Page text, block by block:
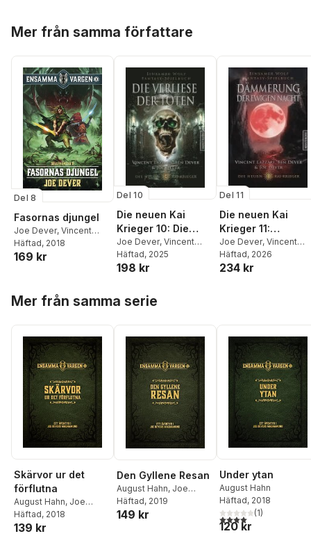
Mer från samma författare
Del 8
Fasornas djungel
Joe Dever, Vincent
Lazzari
Häftad, 2018
169 kr
Del 10
Die neuen Kai
Krieger 10: Die
Verliese der Toten
Joe Dever, Vincent
Lazzari,Ben Dever
Häftad, 2025
198 kr
Del 11
Die neuen Kai
Krieger 11:
Dämmerung der
ewigen Nacht
Joe Dever, Vincent
Lazzari,Ben Dever
Häftad, 2026
234 kr
Mer från samma serie
Skärvor ur det
förflutna
August Hahn, Joe
Dever
Häftad, 2018
139 kr
Den Gyllene Resan
August Hahn, Joe
Dever
Häftad, 2019
149 kr
Under ytan
August Hahn
Häftad, 2018
4,0utav 5 stjärnor.
(1)
120 kr